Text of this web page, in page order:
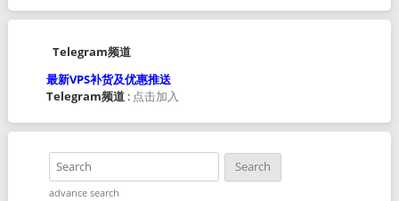
Telegram频道
最新VPS补货及优惠推送
Telegram频道: 点击加入
advance search